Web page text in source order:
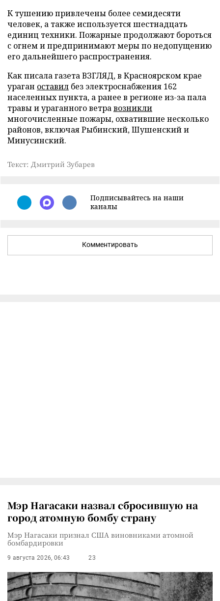
К тушению привлечены более семидесяти
человек, а также используется шестнадцать
единиц техники. Пожарные продолжают бороться
с огнем и предпринимают меры по недопущению
его дальнейшего распространения.
Как писала газета ВЗГЛЯД, в Красноярском крае
ураган оставил без электроснабжения 162
населенных пункта, а ранее в регионе из-за пала
травы и ураганного ветравозникли
многочисленные пожары, охватившие несколько
районов, включая Рыбинский, Шушенский и
Минусинский.
Текст: Дмитрий Зубарев
Подписывайтесь на наши
каналы
Комментировать
Мэр Нагасаки назвал сбросившую на
город атомную бомбу страну
Мэр Нагасаки признал США виновниками атомной
бомбардировки
9 августа 2026, 06:43 23